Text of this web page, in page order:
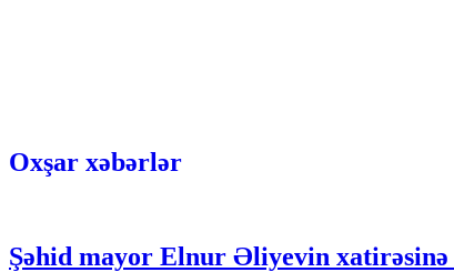
Oxşar xəbərlər
Şəhid mayor Elnur Əliyevin